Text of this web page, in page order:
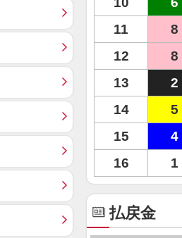
11
8
12
8
13
2
14
5
15
4
16
1
払戻金